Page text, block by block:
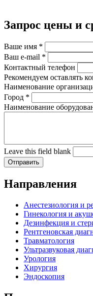
Запрос цены и
Ваше имя *
Ваш e-mail *
Контактный телефон
Рекомендуем оставлять
Наименование
Город *
Наименование
Leave this field blank
Направления
Анестезиология и
Гинекология и
Дезинфекция и
Рентгеновская
Травматология
Ультразвуковая
Урология
Хирургия
Эндоскопия